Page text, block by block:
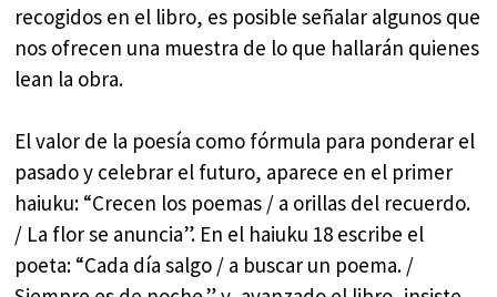
recogidos en el libro, es posible señalar algunos que
nos ofrecen una muestra de lo que hallarán quienes
lean la obra.
El valor de la poesía como fórmula para ponderar el
pasado y celebrar el futuro, aparece en el primer
haiuku: “Crecen los poemas / a orillas del recuerdo.
/ La flor se anuncia”. En el haiuku 18 escribe el
poeta: “Cada día salgo / a buscar un poema. /